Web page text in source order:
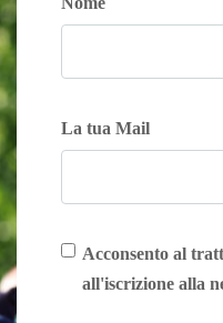
La tua Mail
Acconsento al
all'iscrizione alla